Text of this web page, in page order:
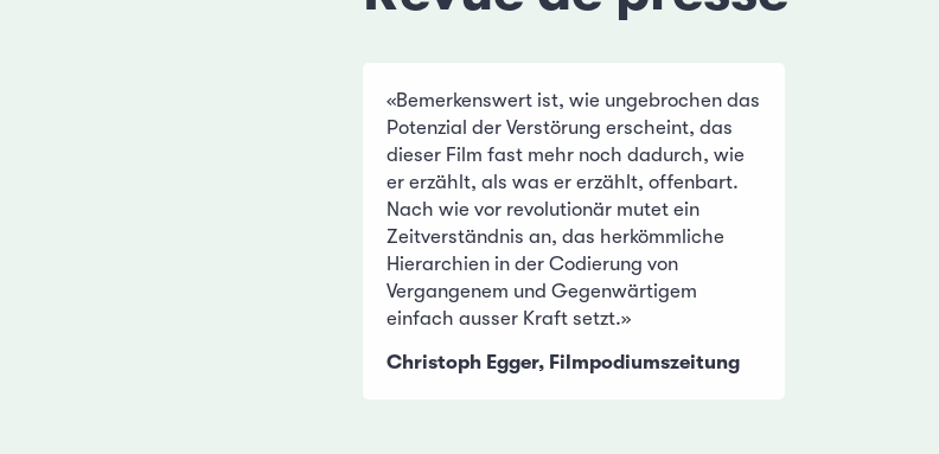
«Bemerkenswert ist, wie ungebrochen das
Potenzial der Verstörung erscheint, das
dieser Film fast mehr noch dadurch, wie
er erzählt, als was er erzählt, offenbart.
Nach wie vor revolutionär mutet ein
Zeitverständnis an, das herkömmliche
Hierarchien in der Codierung von
Vergangenem und Gegenwärtigem
einfach ausser Kraft setzt.»
Christoph Egger, Filmpodiumszeitung